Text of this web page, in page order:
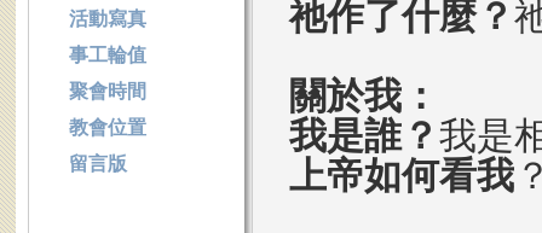
祂作了什麼？
關於我：
我是誰？ 我是
上帝如何看我
活動寫真
事工輪值
聚會時間
教會位置
留言版